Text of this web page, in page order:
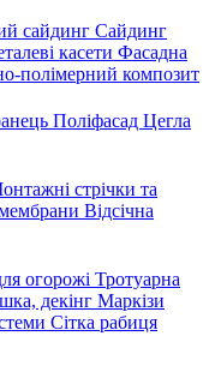
сайдинг Сайдинг
касети Фасадна
полімерний композит
Поліфасад Цегла
стрічки та
Відсічна
огорожі Тротуарна
декінг Маркізи
Сітка рабиця